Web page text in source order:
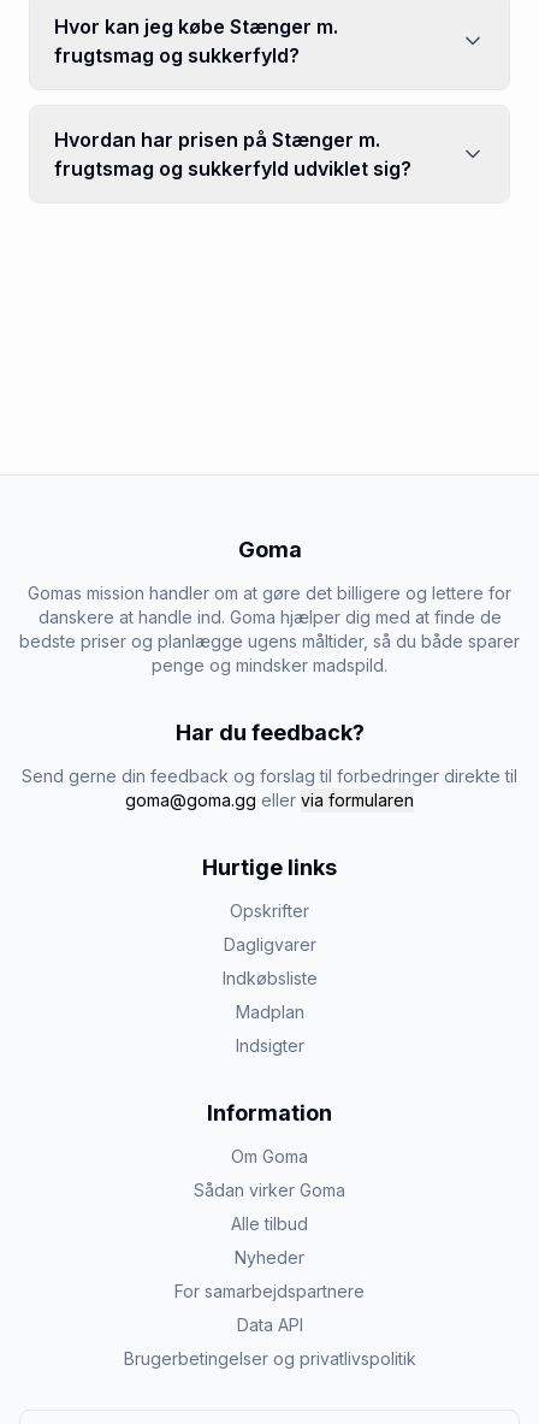
Hvor kan jeg købe Stænger m.
frugtsmag og sukkerfyld?
Hvordan har prisen på Stænger m.
frugtsmag og sukkerfyld udviklet sig?
Goma
Gomas mission handler om at gøre det billigere og lettere for
danskere at handle ind. Goma hjælper dig med at finde de
bedste priser og planlægge ugens måltider, så du både sparer
penge og mindsker madspild.
Har du feedback?
Send gerne din feedback og forslag til forbedringer direkte til
goma@goma.gg eller via formularen
Hurtige links
Opskrifter
Dagligvarer
Indkøbsliste
Madplan
Indsigter
Information
Om Goma
Sådan virker Goma
Alle tilbud
Nyheder
For samarbejdspartnere
Data API
Brugerbetingelser og privatlivspolitik